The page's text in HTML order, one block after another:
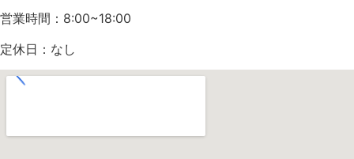
営業時間：8:00~18:00
定休日：なし